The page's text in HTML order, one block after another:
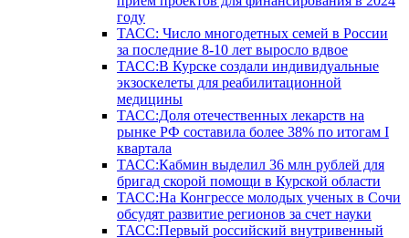
году
ТАСС: Число многодетных семей в России
за последние 8-10 лет выросло вдвое
ТАСС:В Курске создали индивидуальные
экзоскелеты для реабилитационной
медицины
ТАСС:Доля отечественных лекарств на
рынке РФ составила более 38% по итогам I
квартала
ТАСС:Кабмин выделил 36 млн рублей для
бригад скорой помощи в Курской области
ТАСС:На Конгрессе молодых ученых в Сочи
обсудят развитие регионов за счет науки
ТАСС:Первый российский внутривенный